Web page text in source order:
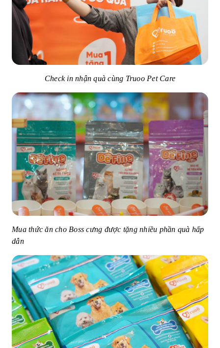
Check in nhận quà cùng Truoo Pet Care
Mua thức ăn cho Boss cưng được tặng nhiều phần quà hấp
dẫn